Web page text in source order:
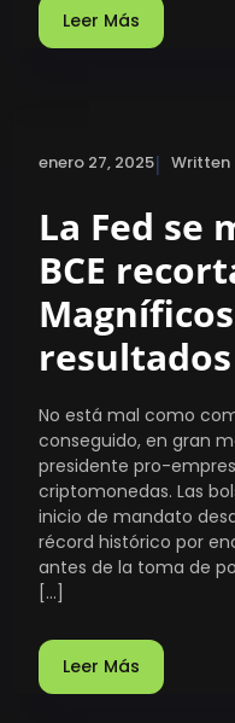
Leer Más
enero 27, 2025| Written
La Fed se
BCE
resultados
No está mal como
conseguido, en gran
presidente pro-
criptomonedas. Las
inicio de mandato
récord histórico por
antes de la toma de
[…]
Leer Más